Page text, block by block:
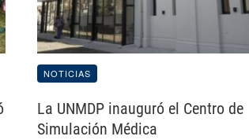
NOTICIAS
La UNMDP inauguró el Centro de
Simulación Médica